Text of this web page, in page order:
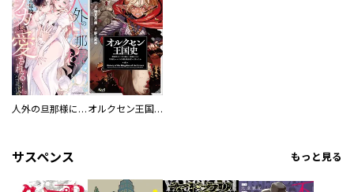
人外の旦那様に娶られ毎晩ナカまで愛される…。アンソロジー オルクセン王国史
サスペンス もっと見る